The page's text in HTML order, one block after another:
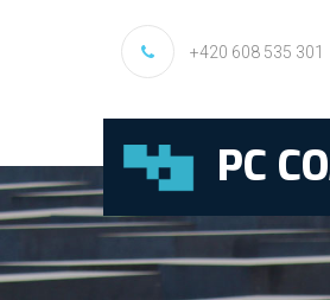
+420 608 535 301
PC